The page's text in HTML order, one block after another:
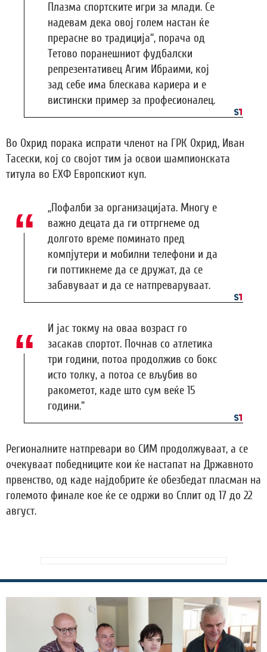
Плазма спортските игри за млади. Се
надевам дека овој голем настан ќе
прерасне во традиција“, порача од
Тетово поранешниот фудбалски
репрезентативец Агим Ибраими, кој
зад себе има блескава кариера и е
вистински пример за професионалец.
Во Охрид порака испрати членот на ГРК Охрид, Иван
Тасески, кој со својот тим ја освои шампионската
титула во ЕХФ Европскиот куп.
„Пофалби за организацијата. Многу е
важно децата да ги оттргнеме од
долгото време поминато пред
компјутери и мобилни телефони и да
ги поттикнеме да се дружат, да се
забавуваат и да се натпреваруваат.
И јас токму на оваа возраст го
засакав спортот. Почнав со атлетика
три години, потоа продолжив со бокс
исто толку, а потоа се вљубив во
ракометот, каде што сум веќе 15
години.“
Регионалните натпревари во СИМ продолжуваат, а се
очекуваат победниците кои ќе настапат на Државното
првенство, од каде најдобрите ќе обезбедат пласман на
големото финале кое ќе се одржи во Сплит од 17 до 22
август.